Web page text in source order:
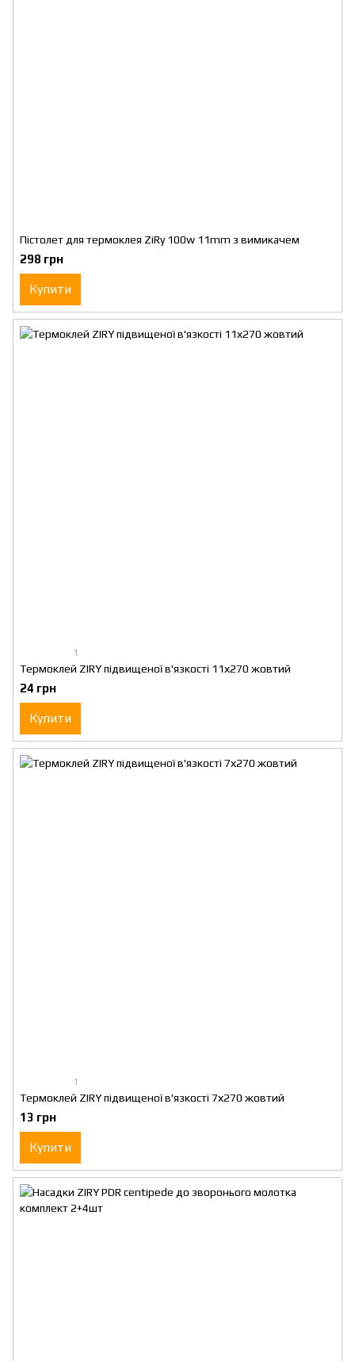
Пістолет для термоклея ZiRy 100w 11mm з вимикачем
298 грн
Купити
1
Термоклей ZIRY підвищеної в'язкості 11х270 жовтий
24 грн
Купити
1
Термоклей ZIRY підвищеної в'язкості 7х270 жовтий
13 грн
Купити